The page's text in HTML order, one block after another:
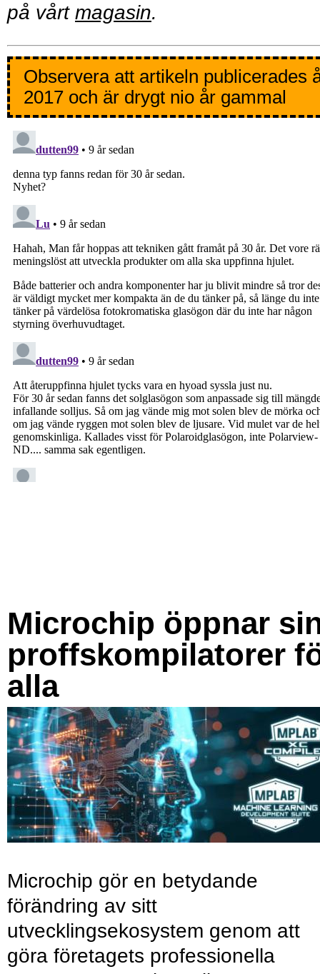
på vårt magasin.
Observera att artikeln publicerades
2017 och är drygt nio år gammal
Microchip öppnar
proffskompilatorer
alla
Microchip gör en betydande
förändring av sitt
utvecklingsekosystem genom att
göra företagets professionella